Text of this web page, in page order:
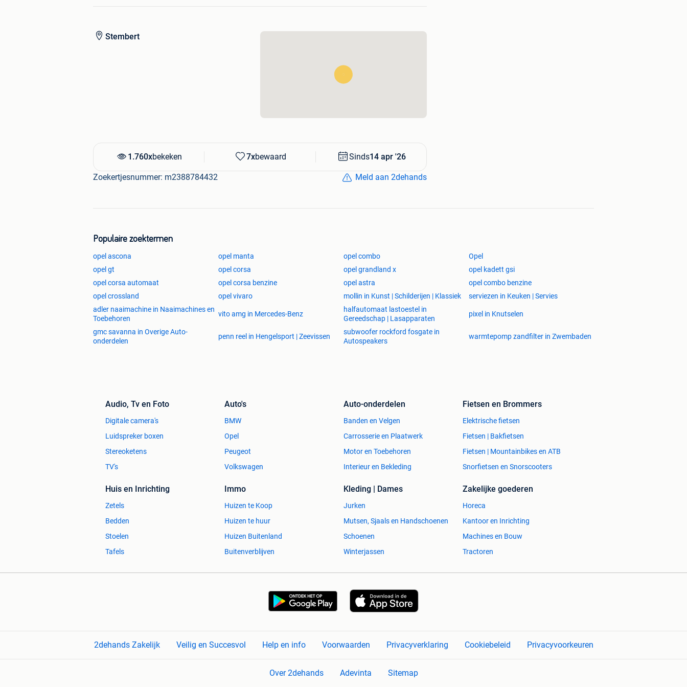
-Volledig onderhoud
Stembert
1.760xbekeken 7xbewaard Sinds14 apr '26
Zoekertjesnummer: m2388784432 Meld aan 2dehands
Populaire zoektermen
opel ascona opel manta opel combo
Opel
opel gt
opel corsa opel grandland x
opel kadett gsi
opel corsa automaat
opel corsa benzine opel astra
opel combo benzine
opel crossland
opel vivaro mollin in Kunst | Schilderijen | Klassiek
serviezen in Keuken | Servies
adler naaimachine in Naaimachines en
Toebehoren
vito amg in Mercedes-Benz
halfautomaat lastoestel in
Gereedschap | Lasapparaten
pixel in Knutselen
gmc savanna in Overige Auto-
onderdelen
penn reel in Hengelsport | Zeevissen
subwoofer rockford fosgate in
Autospeakers
warmtepomp zandfilter in Zwembaden
Audio, Tv en Foto
Digitale camera's
Luidspreker boxen
Stereoketens
TV's
Auto's
BMW
Opel
Peugeot
Volkswagen
Auto-onderdelen
Banden en Velgen
Carrosserie en Plaatwerk
Motor en Toebehoren
Interieur en Bekleding
Fietsen en Brommers
Elektrische fietsen
Fietsen | Bakfietsen
Fietsen | Mountainbikes en ATB
Snorfietsen en Snorscooters
Huis en Inrichting
Zetels
Bedden
Stoelen
Tafels
Immo
Huizen te Koop
Huizen te huur
Huizen Buitenland
Buitenverblijven
Kleding | Dames
Jurken
Mutsen, Sjaals en Handschoenen
Schoenen
Winterjassen
Zakelijke goederen
Horeca
Kantoor en Inrichting
Machines en Bouw
Tractoren
2dehands Zakelijk Veilig en Succesvol Help en info Voorwaarden Privacyverklaring Cookiebeleid Privacyvoorkeuren
Over 2dehands Adevinta Sitemap